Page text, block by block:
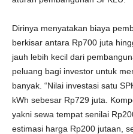
Dirinya menyatakan biaya
berkisar antara Rp700 juta
jauh lebih kecil dari
peluang bagi investor untuk
banyak. “Nilai investasi satu
kWh sebesar Rp729 juta.
yakni sewa tempat senilai
estimasi harga Rp200 jutaan,